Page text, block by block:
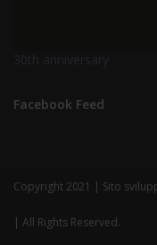
30th anniversary
Facebook Feed
Copyright 2021 | Sito
| All Rights Reserved.